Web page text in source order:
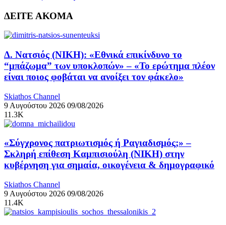
ΔΕΙΤΕ ΑΚΟΜΑ
Δ. Νατσιός (ΝΙΚΗ): «Εθνικά επικίνδυνο το
“μπάζωμα” των υποκλοπών» – «Το ερώτημα πλέον
είναι ποιος φοβάται να ανοίξει τον φάκελο»
Skiathos Channel
9 Αυγούστου 2026 09/08/2026
11.3K
«Σύγχρονος πατριωτισμός ή Ραγιαδισμός;» –
Σκληρή επίθεση Καμπισιούλη (ΝΙΚΗ) στην
κυβέρνηση για σημαία, οικογένεια & δημογραφικό
Skiathos Channel
9 Αυγούστου 2026 09/08/2026
11.4K